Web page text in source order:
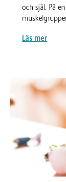
och själ. På
Läs mer